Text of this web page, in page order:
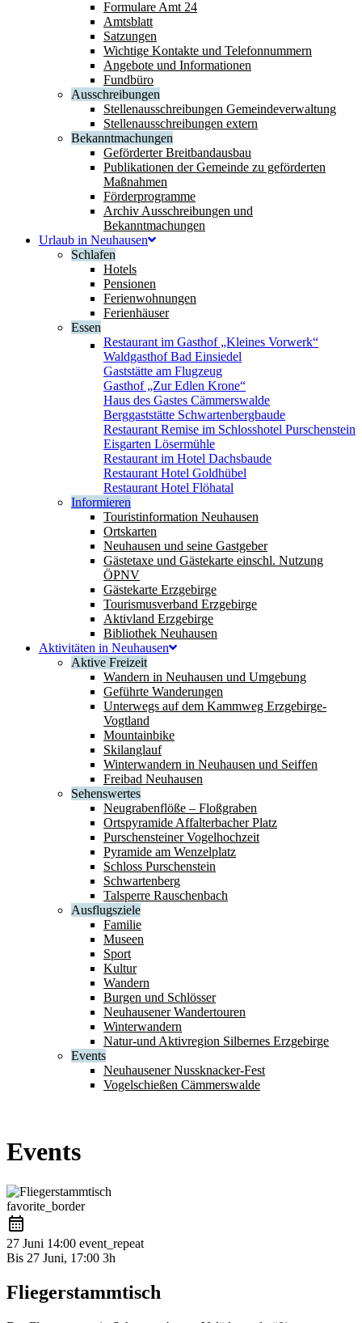
Formulare Amt 24
Amtsblatt
Satzungen
Wichtige Kontakte und Telefonnummern
Angebote und Informationen
Fundbüro
Ausschreibungen
Stellenausschreibungen Gemeindeverwaltung
Stellenausschreibungen extern
Bekanntmachungen
Geförderter Breitbandausbau
Publikationen der Gemeinde zu geförderten
Maßnahmen
Förderprogramme
Archiv Ausschreibungen und
Bekanntmachungen
Urlaub in Neuhausen
Schlafen
Hotels
Pensionen
Ferienwohnungen
Ferienhäuser
Essen
Restaurant im Gasthof „Kleines Vorwerk“
Waldgasthof Bad Einsiedel
Gaststätte am Flugzeug
Gasthof „Zur Edlen Krone“
Haus des Gastes Cämmerswalde
Berggaststätte Schwartenbergbaude
Restaurant Remise im Schlosshotel Purschenstein
Eisgarten Lösermühle
Restaurant im Hotel Dachsbaude
Restaurant Hotel Goldhübel
Restaurant Hotel Flöhatal
Informieren
Touristinformation Neuhausen
Ortskarten
Neuhausen und seine Gastgeber
Gästetaxe und Gästekarte einschl. Nutzung
ÖPNV
Gästekarte Erzgebirge
Tourismusverband Erzgebirge
Aktivland Erzgebirge
Bibliothek Neuhausen
Aktivitäten in Neuhausen
Aktive Freizeit
Wandern in Neuhausen und Umgebung
Geführte Wanderungen
Unterwegs auf dem Kammweg Erzgebirge-
Vogtland
Mountainbike
Skilanglauf
Winterwandern in Neuhausen und Seiffen
Freibad Neuhausen
Sehenswertes
Neugrabenflöße – Floßgraben
Ortspyramide Affalterbacher Platz
Purschensteiner Vogelhochzeit
Pyramide am Wenzelplatz
Schloss Purschenstein
Schwartenberg
Talsperre Rauschenbach
Ausflugsziele
Familie
Museen
Sport
Kultur
Wandern
Burgen und Schlösser
Neuhausener Wandertouren
Winterwandern
Natur-und Aktivregion Silbernes Erzgebirge
Events
Neuhausener Nussknacker-Fest
Vogelschießen Cämmerswalde
Events
favorite_border
27 Juni 14:00 event_repeat
Bis 27 Juni, 17:00 3h
Fliegerstammtisch